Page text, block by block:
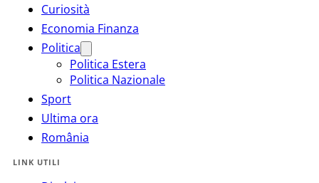
Curiosità
Economia Finanza
Politica
Politica Estera
Politica Nazionale
Sport
Ultima ora
România
LINK UTILI